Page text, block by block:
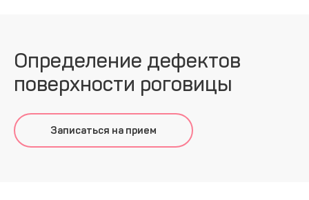
Определение дефектов
поверхности роговицы
Записаться на прием